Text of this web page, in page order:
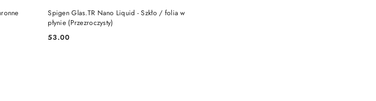
Spigen Glas.TR Nano Liquid - Szkło / folia w
płynie (Przezroczysty)
Cena:
53.00
PRODUKT NIEDOSTĘPNY